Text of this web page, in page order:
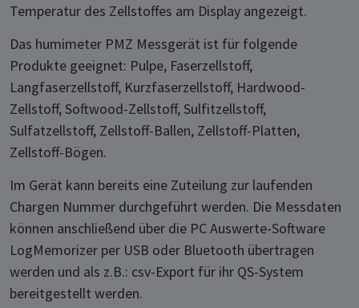
Temperatur des Zellstoffes am Display angezeigt.
Das humimeter PMZ Messgerät ist für folgende
Produkte geeignet: Pulpe, Faserzellstoff,
Langfaserzellstoff, Kurzfaserzellstoff, Hardwood-
Zellstoff, Softwood-Zellstoff, Sulfitzellstoff,
Sulfatzellstoff, Zellstoff-Ballen, Zellstoff-Platten,
Zellstoff-Bögen.
Im Gerät kann bereits eine Zuteilung zur laufenden
Chargen Nummer durchgeführt werden. Die Messdaten
können anschließend über die PC Auswerte-Software
LogMemorizer per USB oder Bluetooth übertragen
werden und als z.B.: csv-Export für ihr QS-System
bereitgestellt werden.